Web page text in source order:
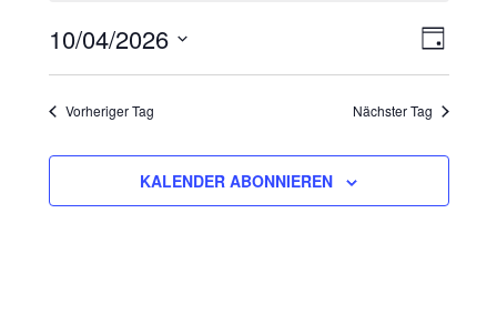
10.
April
2026
TAG
10/04/2026
Datum
Vorheriger Tag Nächster Tag
KALENDER ABONNIEREN